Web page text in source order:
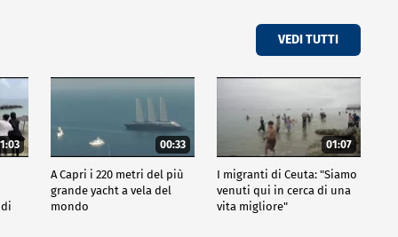
VEDI TUTTI
00:33
A Capri i 220 metri del più
grande yacht a vela del
mondo
01:07
I migranti di Ceuta: "Siamo
venuti qui in cerca di una
vita migliore"